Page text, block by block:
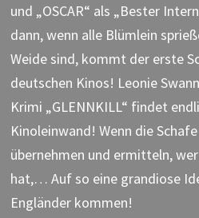
und „OSCAR“ als „Bester
dann, wenn alle Blümlein
Weide sind, kommt der erste
deutschen Kinos! Leonie
Krimi „GLENNKILL“ findet
Kinoleinwand! Wenn die
übernehmen und ermitteln,
hat,… Auf so eine grandiose
Engländer kommen!